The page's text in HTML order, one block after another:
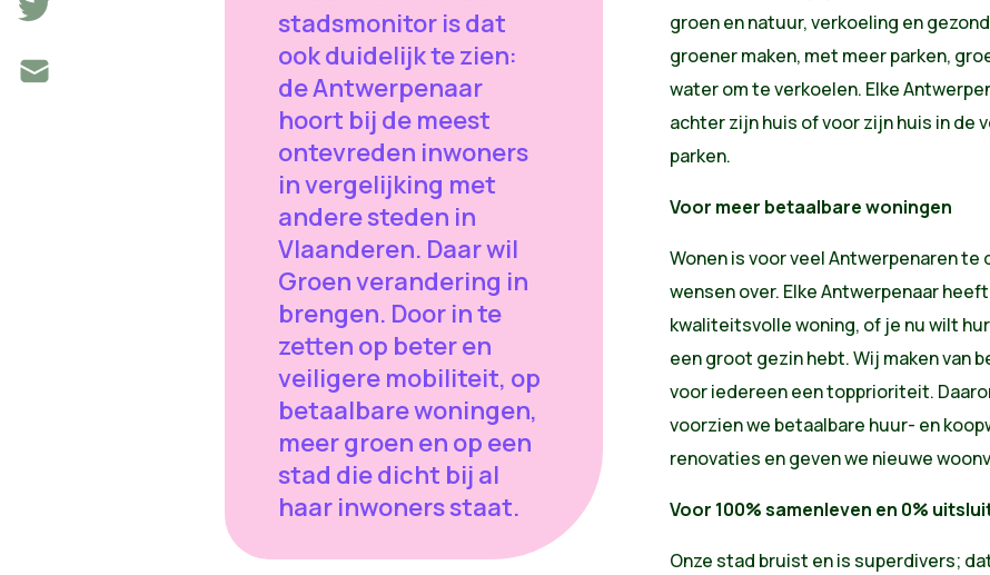
stadsmonitor is dat
ook duidelijk te zien:
de Antwerpenaar
hoort bij de meest
ontevreden inwoners
in vergelijking met
andere steden in
Vlaanderen. Daar wil
Groen verandering in
brengen. Door in te
zetten op beter en
veiligere mobiliteit, op
betaalbare woningen,
meer groen en op een
stad die dicht bij al
haar inwoners staat.
groen en natuur, verkoeling en
groener maken, met meer parken,
water om te verkoelen. Elke
achter zijn huis of voor zijn huis in de
parken.
Voor meer betaalbare woningen
Wonen is voor veel Antwerpenaren
wensen over. Elke Antwerpenaar
kwaliteitsvolle woning, of je nu wilt
een groot gezin hebt. Wij maken van
voor iedereen een topprioriteit.
voorzien we betaalbare huur- en
renovaties en geven we nieuwe
Voor 100% samenleven en 0%
Onze stad bruist en is superdivers;